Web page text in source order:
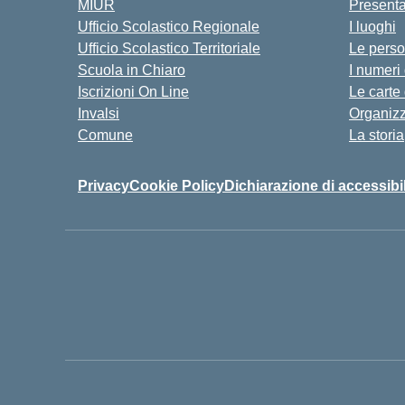
MIUR
Ufficio Scolastico Regionale
Ufficio Scolastico Territoriale
Scuola in Chiaro
Iscrizioni On Line
Invalsi
Comune
I luoghi
Le
I
Le
La storia
PrivacyCookie PolicyDichiarazione di